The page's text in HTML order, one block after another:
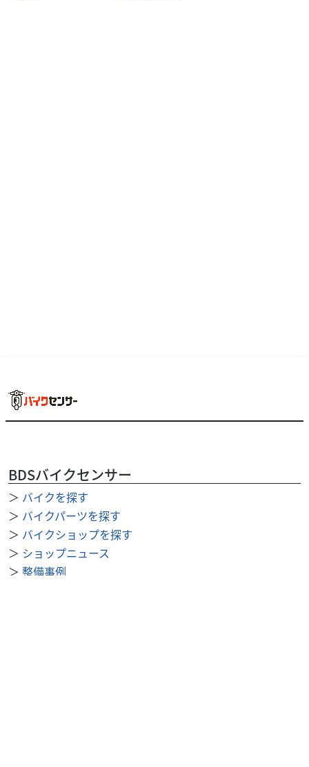
BDSバイクセンサー
＞ バイクを探す
＞ バイクパーツを探す
＞ バイクショップを探す
＞ ショップニュース
＞ 整備事例